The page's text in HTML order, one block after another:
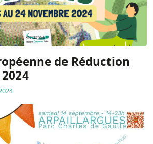
de Réduction